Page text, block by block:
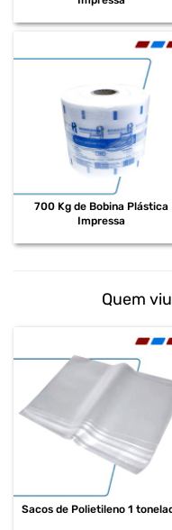
700 Kg de Bobina Plástica
Impressa
Quem
Sacos de Polietileno 1